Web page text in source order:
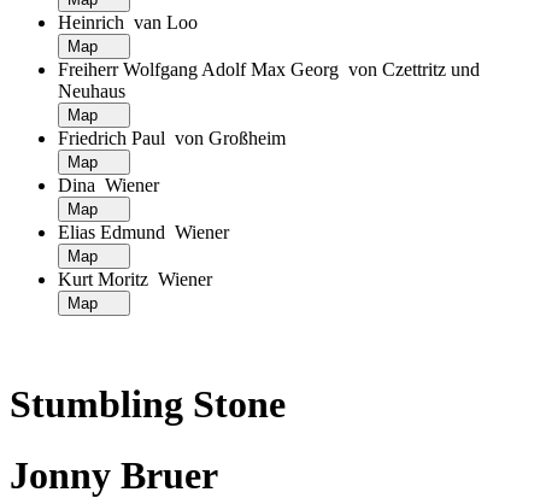
Heinrich van Loo
Freiherr Wolfgang Adolf Max Georg von Czettritz und
Neuhaus
Friedrich Paul von Großheim
Dina Wiener
Elias Edmund Wiener
Kurt Moritz Wiener
Stumbling Stone
Jonny Bruer